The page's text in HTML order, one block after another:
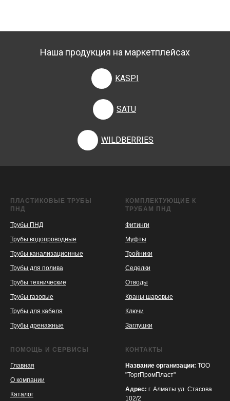
Наша продукция на маркетплейсах
KASPI
KASPI
SATU
SATU
WILDBERRIES
WILDBERRIES
ПЛАСТИКОВЫЕ ТРУБЫ
ПНД
Трубы ПНД
Трубы водопроводные
Трубы канализационные
Трубы для полива
Трубы технические
Трубы газовые
Трубы для кабеля
Трубы дренажные
КОМПЛЕКТУЮЩИЕ К
ТРУБАМ ПНД
Фитинги
Муфты
Тройники
Седелки
Отводы
Краны шаровые
Ключи
Заглушки
ПОМОЩЬ И СЕРВИСЫ
Главная
О компании
Каталог
КОНТАКТЫ
Название организации: ТОО
"ТоргПромПласт"
Адрес: г. Алматы ул. Стасова
102/2